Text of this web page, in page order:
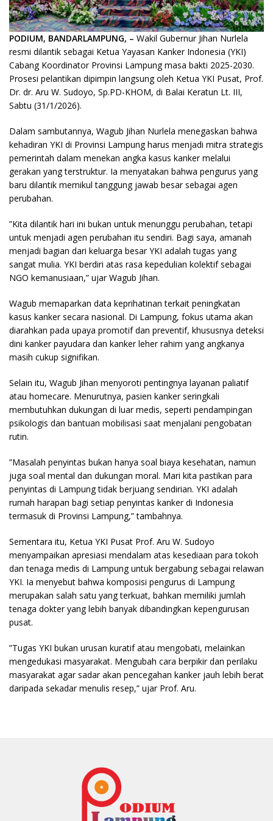
PODIUM, BANDARLAMPUNG, – Wakil Gubernur Jihan Nurlela
resmi dilantik sebagai Ketua Yayasan Kanker Indonesia (YKI)
Cabang Koordinator Provinsi Lampung masa bakti 2025-2030.
Prosesi pelantikan dipimpin langsung oleh Ketua YKI Pusat, Prof.
Dr. dr. Aru W. Sudoyo, Sp.PD-KHOM, di Balai Keratun Lt. III,
Sabtu (31/1/2026).
​Dalam sambutannya, Wagub Jihan Nurlela menegaskan bahwa
kehadiran YKI di Provinsi Lampung harus menjadi mitra strategis
pemerintah dalam menekan angka kasus kanker melalui
gerakan yang terstruktur. Ia menyatakan bahwa pengurus yang
baru dilantik memikul tanggung jawab besar sebagai agen
perubahan.
​”Kita dilantik hari ini bukan untuk menunggu perubahan, tetapi
untuk menjadi agen perubahan itu sendiri. Bagi saya, amanah
menjadi bagian dari keluarga besar YKI adalah tugas yang
sangat mulia. YKI berdiri atas rasa kepedulian kolektif sebagai
NGO kemanusiaan,” ujar Wagub Jihan.
​Wagub memaparkan data keprihatinan terkait peningkatan
kasus kanker secara nasional. Di Lampung, fokus utama akan
diarahkan pada upaya promotif dan preventif, khususnya deteksi
dini kanker payudara dan kanker leher rahim yang angkanya
masih cukup signifikan.
​Selain itu, Wagub Jihan menyoroti pentingnya layanan paliatif
atau homecare. Menurutnya, pasien kanker seringkali
membutuhkan dukungan di luar medis, seperti pendampingan
psikologis dan bantuan mobilisasi saat menjalani pengobatan
rutin.
​”Masalah penyintas bukan hanya soal biaya kesehatan, namun
juga soal mental dan dukungan moral. Mari kita pastikan para
penyintas di Lampung tidak berjuang sendirian. YKI adalah
rumah harapan bagi setiap penyintas kanker di Indonesia
termasuk di Provinsi Lampung,” tambahnya.
Sementara itu, Ketua YKI Pusat Prof. Aru W. Sudoyo
menyampaikan apresiasi mendalam atas kesediaan para tokoh
dan tenaga medis di Lampung untuk bergabung sebagai relawan
YKI. Ia menyebut bahwa komposisi pengurus di Lampung
merupakan salah satu yang terkuat, bahkan memiliki jumlah
tenaga dokter yang lebih banyak dibandingkan kepengurusan
pusat.
​”Tugas YKI bukan urusan kuratif atau mengobati, melainkan
mengedukasi masyarakat. Mengubah cara berpikir dan perilaku
masyarakat agar sadar akan pencegahan kanker jauh lebih berat
daripada sekadar menulis resep,” ujar Prof. Aru.